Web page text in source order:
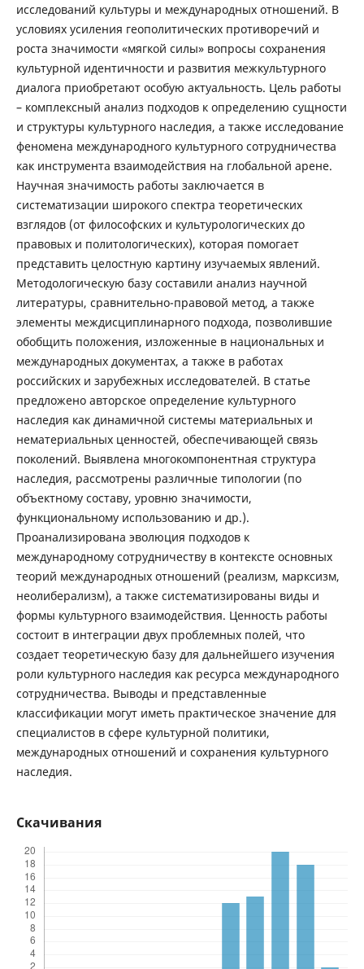
исследований культуры и международных отношений. В
условиях усиления геополитических противоречий и
роста значимости «мягкой силы» вопросы сохранения
культурной идентичности и развития межкультурного
диалога приобретают особую актуальность. Цель работы
– комплексный анализ подходов к определению сущности
и структуры культурного наследия, а также исследование
феномена международного культурного сотрудничества
как инструмента взаимодействия на глобальной арене.
Научная значимость работы заключается в
систематизации широкого спектра теоретических
взглядов (от философских и культурологических до
правовых и политологических), которая помогает
представить целостную картину изучаемых явлений.
Методологическую базу составили анализ научной
литературы, сравнительно-правовой метод, а также
элементы междисциплинарного подхода, позволившие
обобщить положения, изложенные в национальных и
международных документах, а также в работах
российских и зарубежных исследователей. В статье
предложено авторское определение культурного
наследия как динамичной системы материальных и
нематериальных ценностей, обеспечивающей связь
поколений. Выявлена многокомпонентная структура
наследия, рассмотрены различные типологии (по
объектному составу, уровню значимости,
функциональному использованию и др.).
Проанализирована эволюция подходов к
международному сотрудничеству в контексте основных
теорий международных отношений (реализм, марксизм,
неолиберализм), а также систематизированы виды и
формы культурного взаимодействия. Ценность работы
состоит в интеграции двух проблемных полей, что
создает теоретическую базу для дальнейшего изучения
роли культурного наследия как ресурса международного
сотрудничества. Выводы и представленные
классификации могут иметь практическое значение для
специалистов в сфере культурной политики,
международных отношений и сохранения культурного
наследия.
Скачивания